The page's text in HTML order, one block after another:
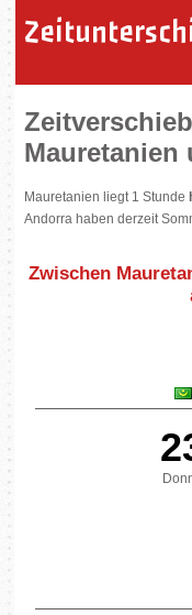
Mauretanien
Mauretanien liegt 1 Stunde
Andorra haben derzeit
Zwischen